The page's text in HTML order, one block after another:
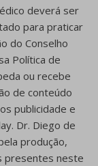
deverá ser
para praticar
do Conselho
Política de
ou recebe
de conteúdo
publicidade e
Dr. Diego de
produção,
presentes neste